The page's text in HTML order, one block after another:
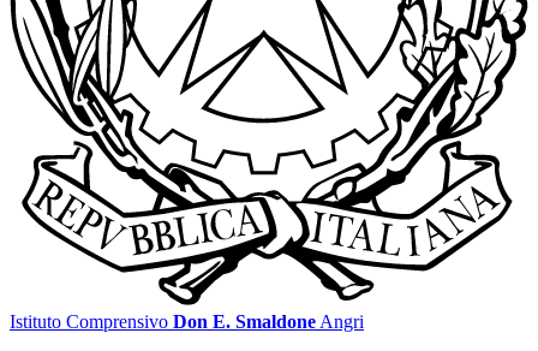
Istituto Comprensivo Don E. Smaldone Angri